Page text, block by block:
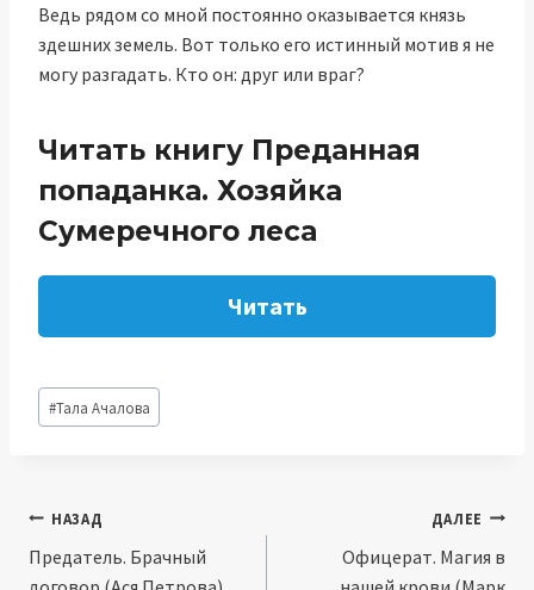
Ведь рядом со мной постоянно оказывается князь
здешних земель. Вот только его истинный мотив я не
могу разгадать. Кто он: друг или враг?
Читать книгу Преданная
попаданка. Хозяйка
Сумеречного леса
Читать
Метки
записи:
#Тала Ачалова
Навигация
по
НАЗАД
Предатель. Брачный
ДАЛЕЕ
Офицерат. Магия в